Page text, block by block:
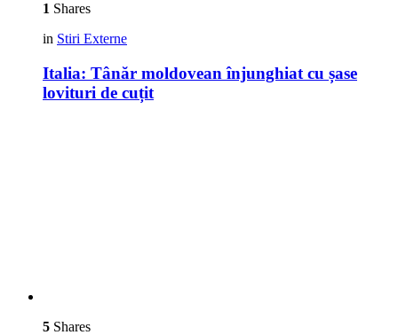
1 Shares
in Stiri Externe
Italia: Tânăr moldovean înjunghiat cu șase
lovituri de cuțit
5 Shares